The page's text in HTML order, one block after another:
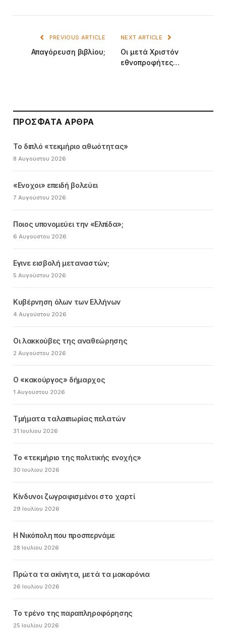
PREVIOUS ARTICLE
Απαγόρευση βιβλίου;
NEXT ARTICLE
Οι μετά Χριστόν
εθνοπροφήτες…
ΠΡΌΣΦΑΤΑ ΆΡΘΡΑ
Το διπλό «τεκμήριο αθωότητας»
8 Αυγούστου 2026
«Ενοχοι» επειδή βολεύει
7 Αυγούστου 2026
Ποιος υπονομεύει την «Ελπίδα»;
6 Αυγούστου 2026
Εγινε εισβολή μεταναστών;
5 Αυγούστου 2026
Κυβέρνηση όλων των Ελλήνων
4 Αυγούστου 2026
Οι λακκούβες της αναθεώρησης
2 Αυγούστου 2026
Ο «κακούργος» δήμαρχος
1 Αυγούστου 2026
Τμήματα ταλαιπωρίας πελατών
31 Ιουλίου 2026
Το «τεκμήριο της πολιτικής ενοχής»
30 Ιουλίου 2026
Κίνδυνοι ζωγραφισμένοι στο χαρτί
29 Ιουλίου 2026
Η Νικόπολη που προσπερνάμε
28 Ιουλίου 2026
Πρώτα τα ακίνητα, μετά τα μακαρόνια
26 Ιουλίου 2026
Το τρένο της παραπληροφόρησης
25 Ιουλίου 2026